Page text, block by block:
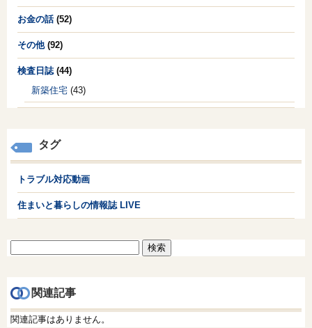
お金の話(52)
その他(92)
検査日誌 (44)
新築住宅 (43)
タグ
トラブル対応動画
住まいと暮らしの情報誌 LIVE
索:
関連記事
関連記事はありません。